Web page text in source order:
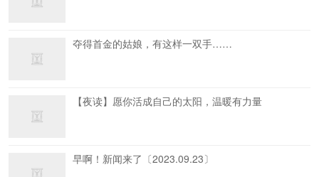
夺得首金的姑娘，有这样一双手……
【夜读】愿你活成自己的太阳，温暖有力量
早啊！新闻来了〔2023.09.23〕